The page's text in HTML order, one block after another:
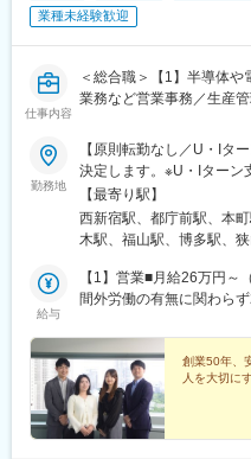
業種未経験歓迎
仕事内容
＜総合職＞【1】半導体
業務など営業事務／生産
勤務地
【原則転勤なし／U・Iタ
決定します。※U・Iターン
通勤が可能です。→福山
営業の募集拠点・本社（
すことができます！・新
務の募集拠点・本社（海
す！・新宿支店・上尾支
能場所あり※上記拠点の募
【最寄り駅】
西新宿駅、都庁前駅、本
木駅、福山駅、博多駅、
給与
【1】営業■月給26万円～
間外労働の有無に関わら
える時間外労働分は追加
定いたします。【2】事務
用なし※残業代は別途全額
定いたします。
創業50年、
人を大切に